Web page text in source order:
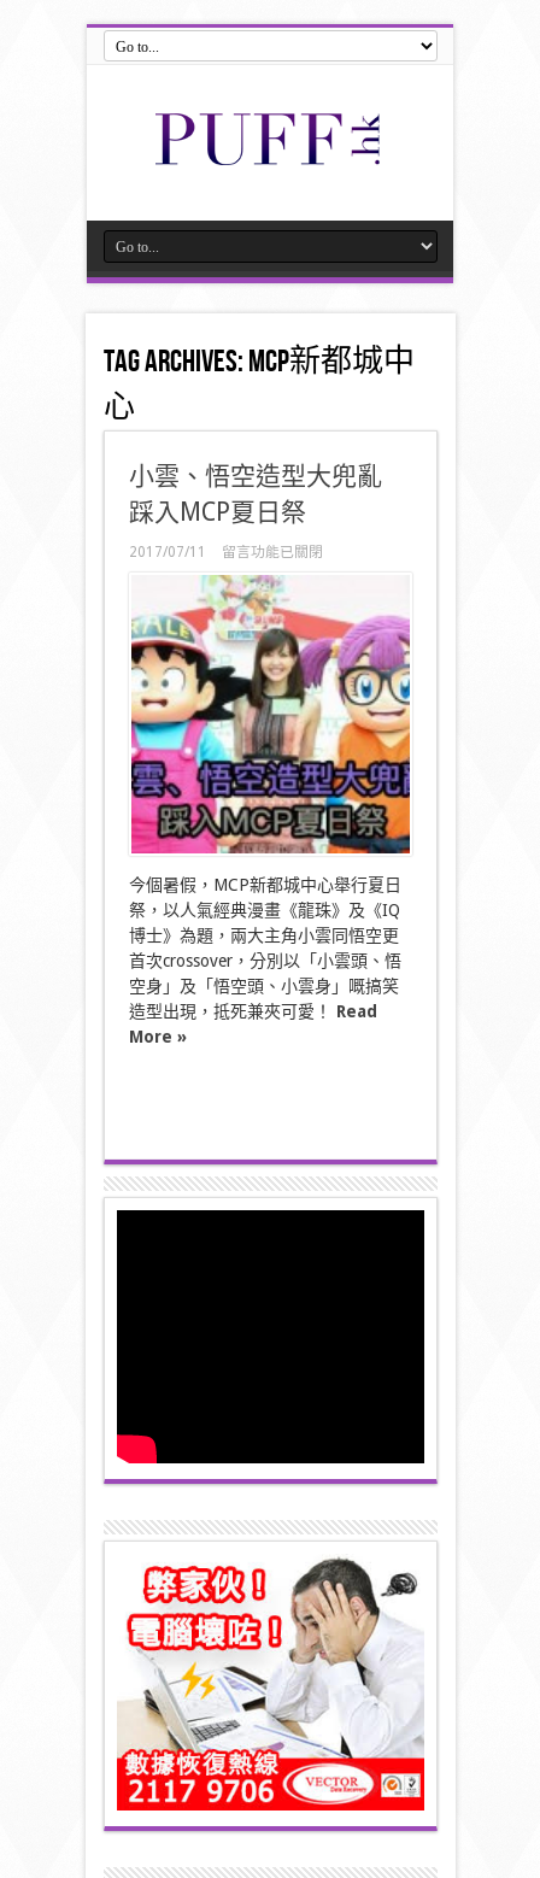
Tag Archives:MCP新都城中
心
小雲、悟空造型大兜亂
踩入MCP夏日祭
2017/07/11
在
〈小
雲、
悟
空
造
型
兜
亂
踩
入
MCP
夏
日
祭〉
中
留言功能已關閉
今個暑假，MCP新都城中心舉行夏日
祭，以人氣經典漫畫《龍珠》及《IQ
博士》為題，兩大主角小雲同悟空更
首次crossover，分別以「小雲頭、悟
空身」及「悟空頭、小雲身」嘅搞笑
造型出現，抵死兼夾可愛！ Read
More »